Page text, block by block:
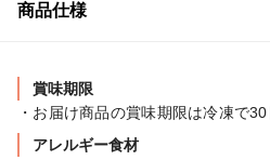
商品仕様
賞味期限
・お届け商品の賞味期限は冷凍で30
アレルギー食材